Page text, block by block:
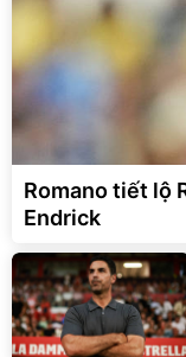
Romano tiết lộ
Endrick